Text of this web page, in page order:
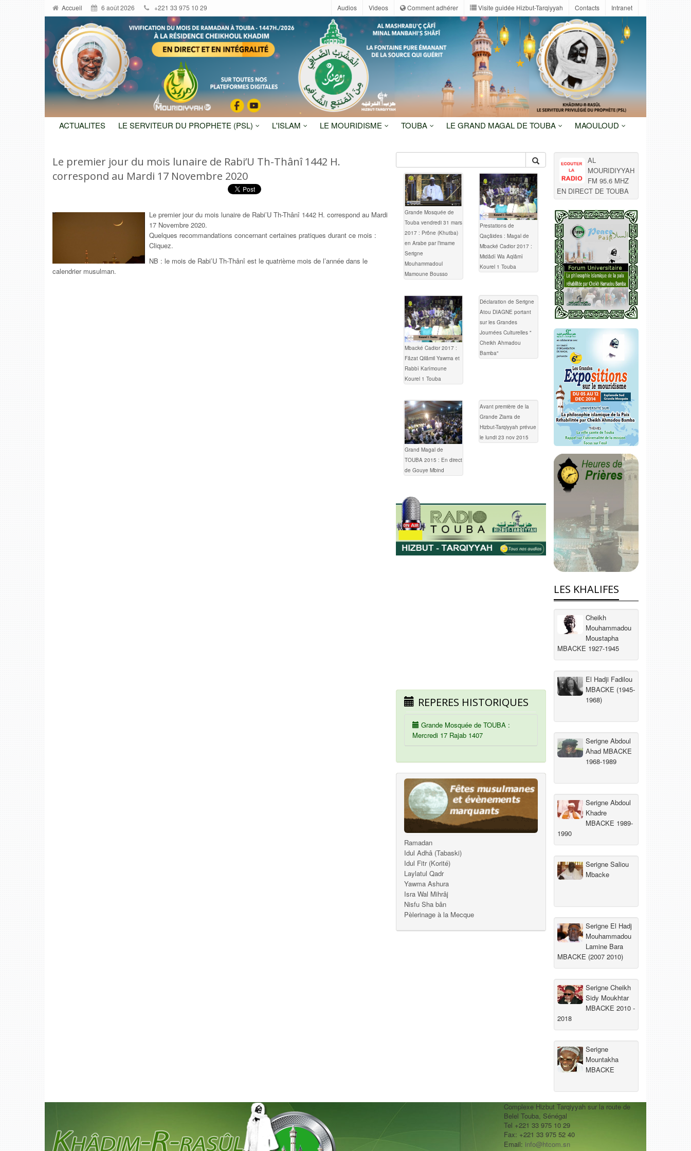
Accueil 6 août 2026 +221 33 975 10 29 Audios Videos Comment adhérer Visite guidée Hizbut-Tarqiyyah Contacts Intranet
ACTUALITES LE SERVITEUR DU PROPHETE (PSL) L'ISLAM LE MOURIDISME TOUBA LE GRAND MAGAL DE TOUBA MAOULOUD
Le premier jour du mois lunaire de Rabi’U Th-Thânî 1442 H.
correspond au Mardi 17 Novembre 2020
Le premier jour du mois lunaire de Rabi’U Th-Thânî 1442 H. correspond au Mardi
17 Novembre 2020.
Quelques recommandations concernant certaines pratiques durant ce mois :
Cliquez.
NB : le mois de Rabi’U Th-Thânî est le quatrième mois de l’année dans le
calendrier musulman.
Grande Mosquée de
Touba vendredi 31 mars
2017 : Prône (Khutba)
en Arabe par l’imame
Serigne
Mouhammadoul
Mamoune Bousso
Prestations de
Qaçâides : Magal de
Mbacké Cadior 2017 :
Midâdî Wa Aqlâmî
Kourel 1 Touba
Mbacké Cadior 2017 :
Fâzat Qilâmil Yawma et
Rabbî Karîmoune
Kourel 1 Touba
Déclaration de Serigne
Atou DIAGNE portant
sur les Grandes
Journées Culturelles "
Cheikh Ahmadou
Bamba"
Grand Magal de
TOUBA 2015 : En direct
de Gouye Mbind
Avant première de la
Grande Ziarra de
Hizbut-Tarqiyyah prévue
le lundi 23 nov 2015
REPERES HISTORIQUES
Grande Mosquée de TOUBA :
Mercredi 17 Rajab 1407
Ramadan
Idul Adhâ (Tabaski)
Idul Fitr (Korité)
Laylatul Qadr
Yawma Ashura
Isra Wal Mihrâj
Nisfu Sha bân
Pèlerinage à la Mecque
AL
MOURIDIYYAH
FM 95.6 MHZ
EN DIRECT DE TOUBA
LES KHALIFES
Cheikh
Mouhammadou
Moustapha
MBACKE 1927-1945
El Hadji Fadilou
MBACKE (1945-
1968)
Serigne Abdoul
Ahad MBACKE
1968-1989
Serigne Abdoul
Khadre
MBACKE 1989-
1990
Serigne Saliou
Mbacke
Serigne El Hadj
Mouhammadou
Lamine Bara
MBACKE (2007 2010)
Serigne Cheikh
Sidy Moukhtar
MBACKE 2010 -
2018
Serigne
Mountakha
MBACKE
Complexe Hizbut Tarqiyyah sur la route de
Belel Touba, Sénégal
Tel +221 33 975 10 29
Fax: +221 33 975 52 40
Email: info@htcom.sn